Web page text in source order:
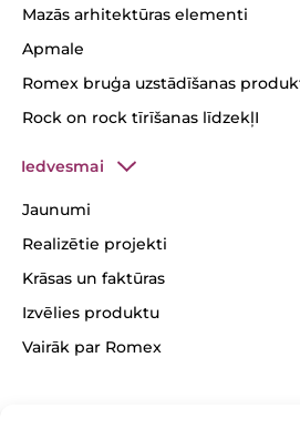
Mazās arhitektūras elementi
Apmale
Romex bruģa uzstādīšanas
Rock on rock tīrīšanas līdzekļI
Iedvesmai
Jaunumi
Realizētie projekti
Krāsas un faktūras
Izvēlies produktu
Vairāk par Romex